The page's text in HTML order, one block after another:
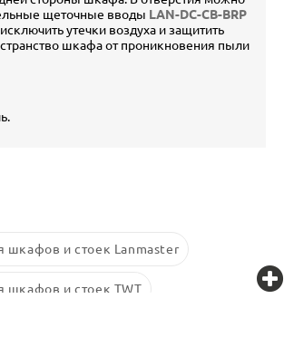
щеточные вводы LAN-DC-CB-BRP
утечки воздуха и защитить
шкафа от проникновения пыли
шкафов и стоек Lanmaster
шкафов и стоек TWT